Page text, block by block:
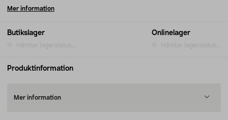
Butikslager
Hämtar lagerstatus...
Onlinelager
Hämtar lagerstatus...
Mer information
Produktinformation
Mer information